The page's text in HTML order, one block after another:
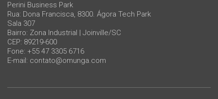
Perini Business Park
Rua: Dona Francisca, 8300. Ágora Tech Park
Sala 307
Bairro: Zona Industrial | Joinville/SC
CEP: 89219-600
Fone: +55 47 3305 6716
E-mail: contato@omunga.com